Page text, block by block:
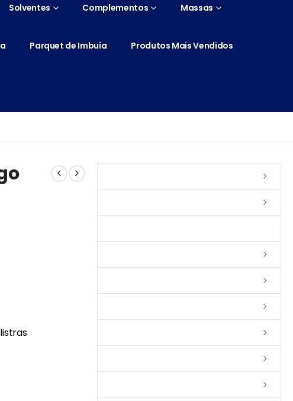
Solventes Complementos Massas
Parquet de Imbuía Produtos Mais Vendidos